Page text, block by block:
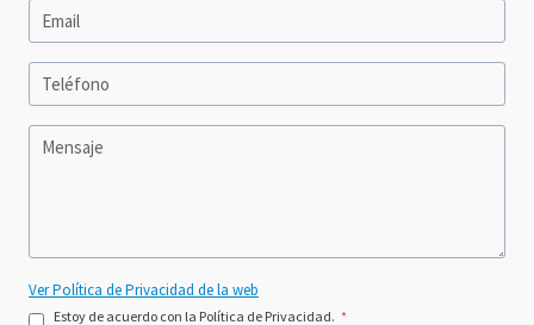
Ver Política de Privacidad de la web
Estoy de acuerdo con la Política de Privacidad. *